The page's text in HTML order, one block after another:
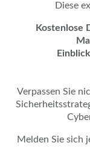
Diese
Kostenlose
Verpassen Sie
Melden Sie sich